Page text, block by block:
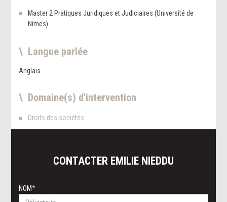
Master 2 Pratiques Juridiques et Judiciaires (Université de
Nîmes)
Langue parlée
Anglais
Domaine(s) d'intervention
Droits des sociétés
CONTACTER EMILIE NIEDDU
NOM